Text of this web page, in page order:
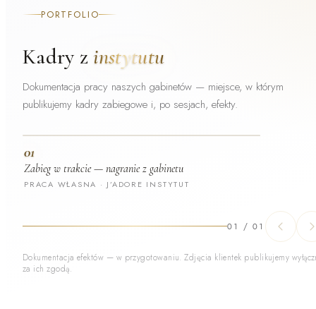
PORTFOLIO
Kadry z instytutu
Dokumentacja pracy naszych gabinetów — miejsce, w którym
publikujemy kadry zabiegowe i, po sesjach, efekty.
01
Zabieg w trakcie — nagranie z gabinetu
PRACA WŁASNA · J’ADORE INSTYTUT
01 / 01
Dokumentacja efektów — w przygotowaniu. Zdjęcia klientek publikujemy
za ich zgodą.